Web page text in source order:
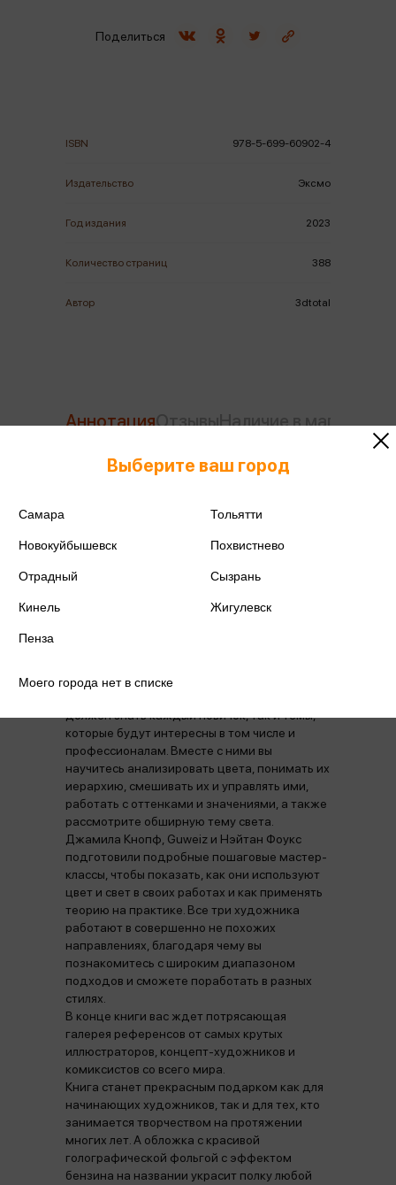
ISBN 978-5-699-60902-4
Издательство Эксмо
Год издания 2023
Количество страниц 388
Автор 3dtotal
Поделиться
АннотацияОтзывыНаличие в магазинах
ПСИХОТРОПНЫХ ВЕЩЕСТВ, ИХ АНАЛОГОВ
ПРИЧИНЯЕТ ВРЕД ЗДОРОВЬЮ, ИХ
ВЛЕЧЕТ УСТАНОВЛЕННУЮ
Всемирно известные художники собрали
должен знать каждый новичок, так и темы,
которые будут интересны в том числе и
профессионалам. Вместе с ними вы
научитесь анализировать цвета, понимать их
иерархию, смешивать их и управлять ими,
работать с оттенками и значениями, а также
рассмотрите обширную тему света.
Джамила Кнопф, Guweiz и Нэйтан Фоукс
подготовили подробные пошаговые мастер-
классы, чтобы показать, как они используют
цвет и свет в своих работах и как применять
теорию на практике. Все три художника
работают в совершенно не похожих
направлениях, благодаря чему вы
познакомитесь с широким диапазоном
подходов и сможете поработать в разных
стилях.
В конце книги вас ждет потрясающая
галерея референсов от самых крутых
иллюстраторов, концепт-художников и
комиксистов со всего мира.
Книга станет прекрасным подарком как для
начинающих художников, так и для тех, кто
занимается творчеством на протяжении
многих лет. А обложка с красивой
голографической фольгой с эффектом
бензина на названии украсит полку любой
Выберите ваш город
Самара Тольятти
Новокуйбышевск Похвистнево
Отрадный Сызрань
Кинель Жигулевск
Пенза
Моего города нет в списке